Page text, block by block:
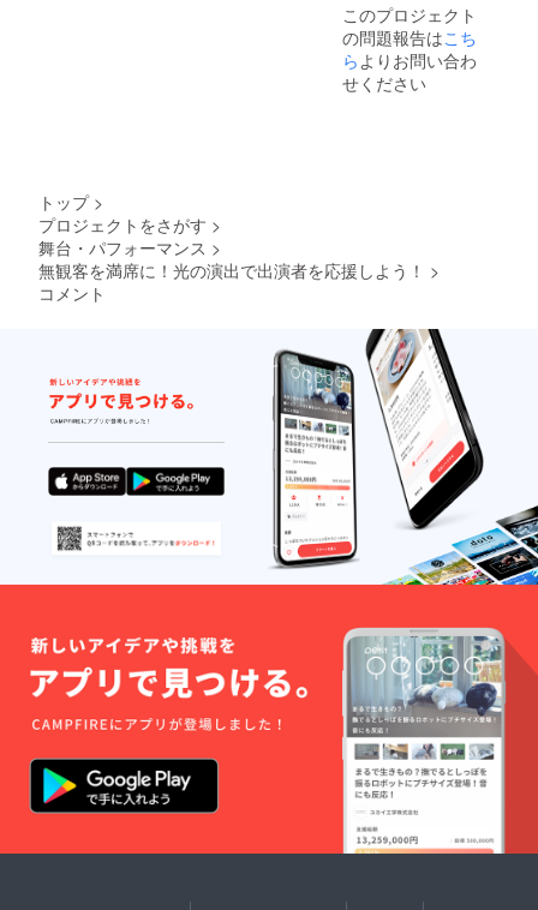
このプロジェクト
の問題報告はこち
ら よりお問い合わ
せください
トップ >
プロジェクトをさがす >
舞台・パフォーマンス >
無観客を満席に！光の演出で出演者を応援しよう！ >
コメント